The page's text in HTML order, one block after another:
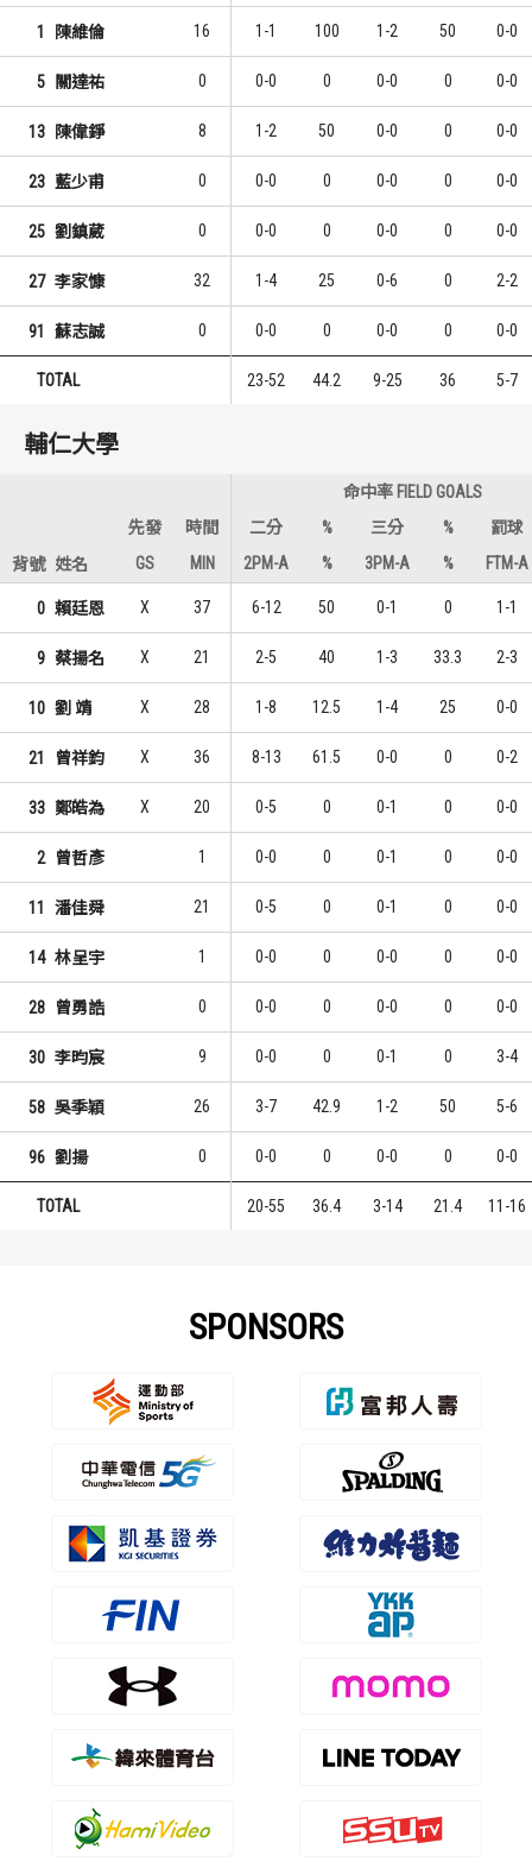
1 陳維倫 16 1-1 100 1-2 50 0-0
5 關達祐 0 0-0 0 0-0 0 0-0
13 陳偉錚 8 1-2 50 0-0 0 0-0
23 藍少甫 0 0-0 0 0-0 0 0-0
25 劉鎮葳 0 0-0 0 0-0 0 0-0
27 李家慷 32 1-4 25 0-6 0 2-2
91 蘇志誠 0 0-0 0 0-0 0 0-0
TOTAL 23-52 44.2 9-25 36 5-7
輔仁大學
命中率 FIELD GOALS
先發
時間 二分 % 三分 %
罰球
背號 姓名 GS MIN 2PM-A % 3PM-A % FTM-A
0 賴廷恩 X 37 6-12 50 0-1 0 1-1
9 蔡揚名 X 21 2-5 40 1-3 33.3 2-3
10 劉 靖 X 28 1-8 12.5 1-4 25 0-0
21 曾祥鈞 X 36 8-13 61.5 0-0 0 0-2
33 鄭皓為 X 20 0-5 0 0-1 0 0-0
2 曾哲彥 1 0-0 0 0-1 0 0-0
11 潘佳舜 21 0-5 0 0-1 0 0-0
14 林呈宇 1 0-0 0 0-0 0 0-0
28 曾勇誥 0 0-0 0 0-0 0 0-0
30 李昀宸 9 0-0 0 0-1 0 3-4
58 吳季穎 26 3-7 42.9 1-2 50 5-6
96 劉揚 0 0-0 0 0-0 0 0-0
TOTAL 20-55 36.4 3-14 21.4 11-16
SPONSORS